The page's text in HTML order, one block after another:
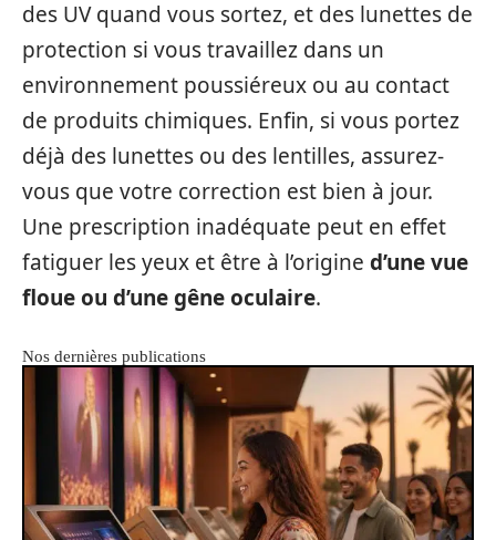
des UV quand vous sortez, et des lunettes de
protection si vous travaillez dans un
environnement poussiéreux ou au contact
de produits chimiques. Enfin, si vous portez
déjà des lunettes ou des lentilles, assurez-
vous que votre correction est bien à jour.
Une prescription inadéquate peut en effet
fatiguer les yeux et être à l’origine d’une vue
floue ou d’une gêne oculaire.
Nos dernières publications